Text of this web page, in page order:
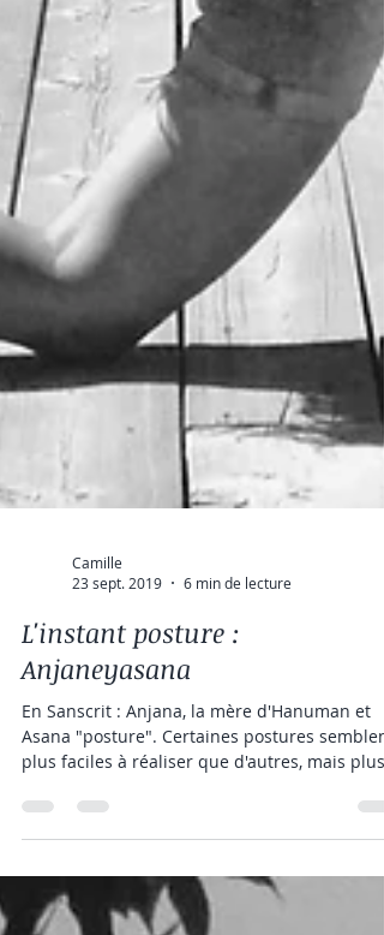
Camille
23 sept. 2019
6 min de lecture
L'instant posture :
Anjaneyasana
En Sanscrit : Anjana, la mère d'Hanuman et
Asana "posture". Certaines postures semblent